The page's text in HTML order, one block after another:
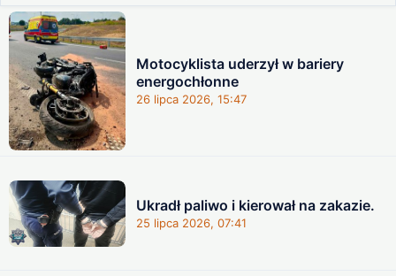
26 lipca 2026, 15:47
Motocyklista uderzył w bariery
energochłonne
25 lipca 2026, 07:41
Ukradł paliwo i kierował na zakazie.